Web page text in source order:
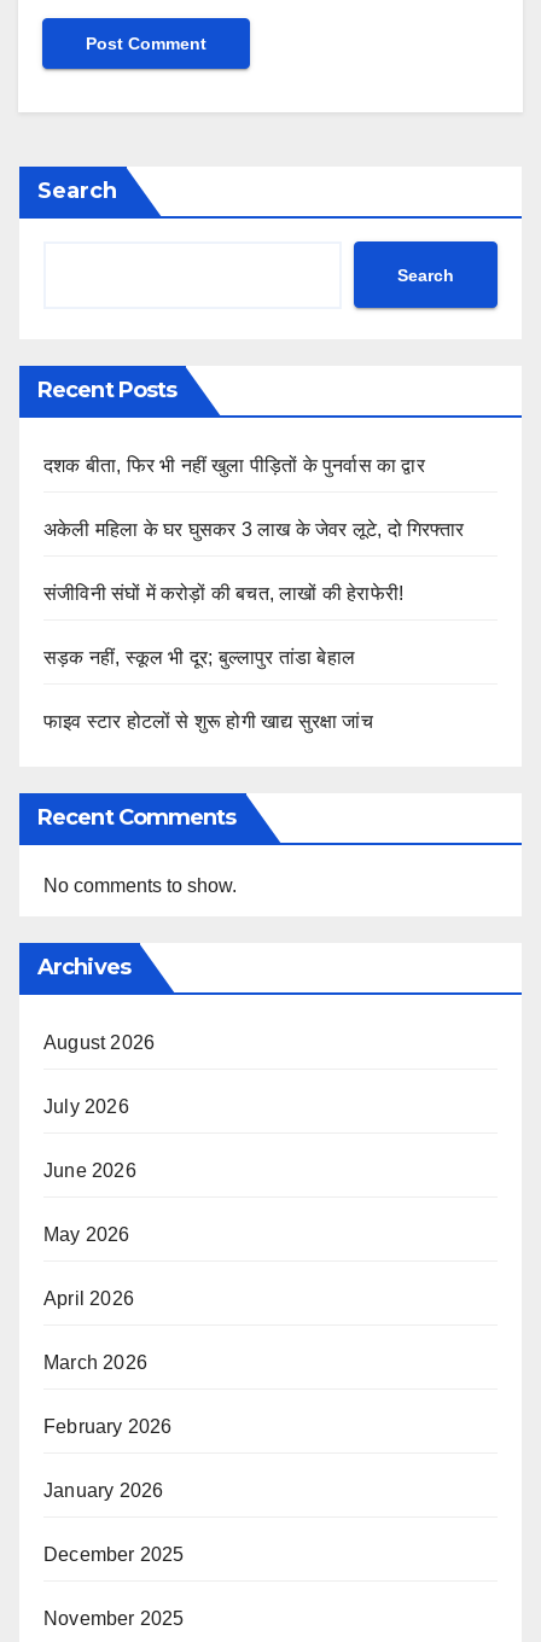
Search
Search
Recent Posts
दशक बीता, फिर भी नहीं खुला पीड़ितों के पुनर्वास का द्वार
अकेली महिला के घर घुसकर 3 लाख के जेवर लूटे, दो गिरफ्तार
संजीविनी संघों में करोड़ों की बचत, लाखों की हेराफेरी!
सड़क नहीं, स्कूल भी दूर; बुल्लापुर तांडा बेहाल
फाइव स्टार होटलों से शुरू होगी खाद्य सुरक्षा जांच
Recent Comments
No comments to show.
Archives
August 2026
July 2026
June 2026
May 2026
April 2026
March 2026
February 2026
January 2026
December 2025
November 2025